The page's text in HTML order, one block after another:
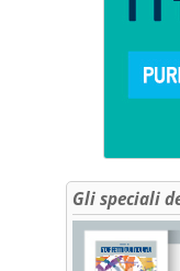
Gli speciali